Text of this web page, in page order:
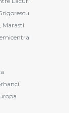
Marasti